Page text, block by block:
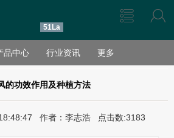
51La
品中心 行业资讯 更多
的功效作用及种植方法
作者：李志浩 点击数:3183